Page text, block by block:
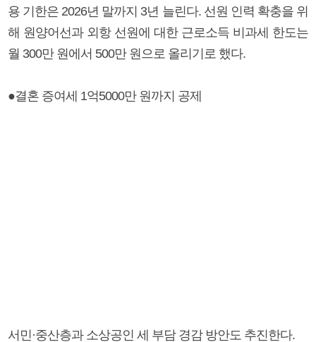
용 기한은 2026년 말까지 3년 늘린다. 선원 인력 확충을 위
해 원양어선과 외항 선원에 대한 근로소득 비과세 한도는
월 300만 원에서 500만 원으로 올리기로 했다.
●결혼 증여세 1억5000만 원까지 공제
서민·중산층과 소상공인 세 부담 경감 방안도 추진한다.